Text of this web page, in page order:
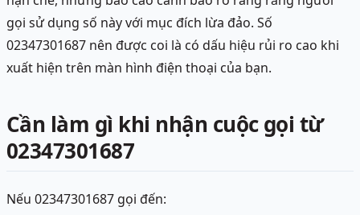
gọi sử dụng số này với mục đích lừa đảo. Số
02347301687 nên được coi là có dấu hiệu rủi ro cao khi
xuất hiện trên màn hình điện thoại của bạn.
Cần làm gì khi nhận cuộc gọi từ
02347301687
Nếu 02347301687 gọi đến: